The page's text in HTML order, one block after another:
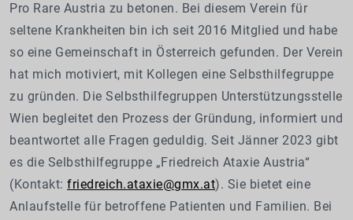
Pro Rare Austria zu betonen. Bei diesem Verein für
seltene Krankheiten bin ich seit 2016 Mitglied und habe
so eine Gemeinschaft in Österreich gefunden. Der Verein
hat mich motiviert, mit Kollegen eine Selbsthilfegruppe
zu gründen. Die Selbsthilfegruppen Unterstützungsstelle
Wien begleitet den Prozess der Gründung, informiert und
beantwortet alle Fragen geduldig. Seit Jänner 2023 gibt
es die Selbsthilfegruppe „Friedreich Ataxie Austria“
(Kontakt: friedreich.ataxie@gmx.at). Sie bietet eine
Anlaufstelle für betroffene Patienten und Familien. Bei